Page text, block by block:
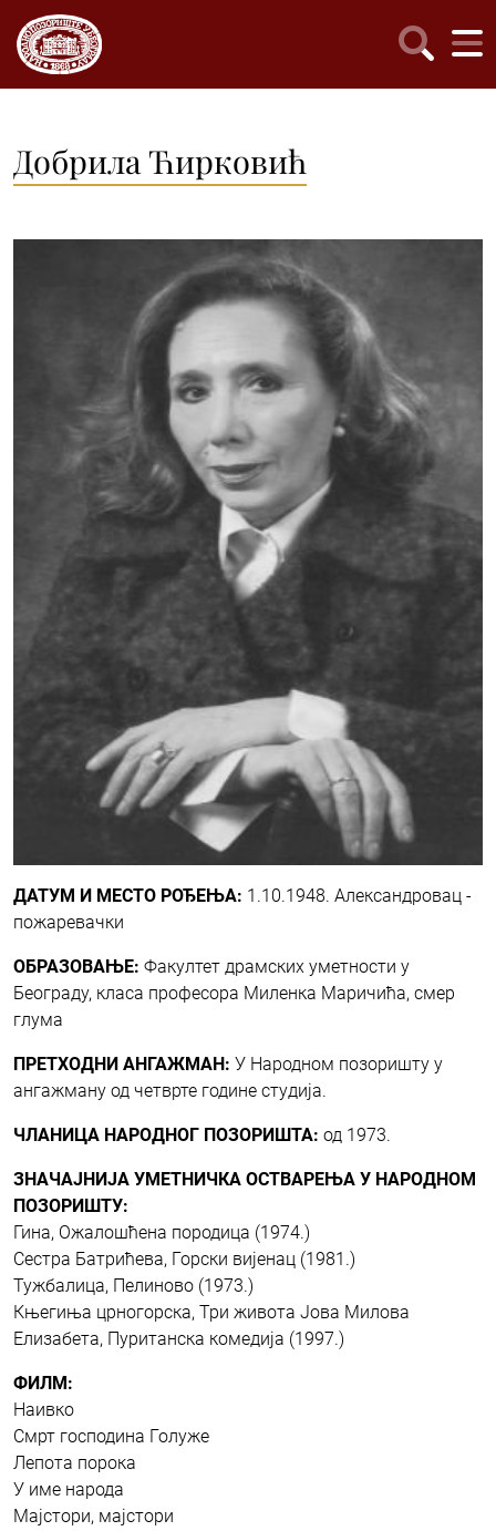
Добрила Ћирковић
ДАТУМ И МЕСТО РОЂЕЊА: 1.10.1948. Александровац -
пожаревачки
ОБРАЗОВАЊЕ: Факултет драмских уметности у
Београду, класа професора Миленка Маричића, смер
глума
ПРЕТХОДНИ АНГАЖМАН: У Народном позоришту у
ангажману од четврте године студија.
ЧЛАНИЦА НАРОДНОГ ПОЗОРИШТА: од 1973.
ЗНАЧАЈНИЈА УМЕТНИЧКА ОСТВАРЕЊА У НАРОДНОМ
ПОЗОРИШТУ:
Гина, Ожалошћена породица (1974.)
Сестра Батрићева, Горски вијенац (1981.)
Тужбалица, Пелиново (1973.)
Књегиња црногорска, Три живота Јова Милова
Елизабета, Пуританска комедија (1997.)
ФИЛМ:
Наивко
Смрт господина Голуже
Лепота порока
У име народа
Мајстори, мајстори